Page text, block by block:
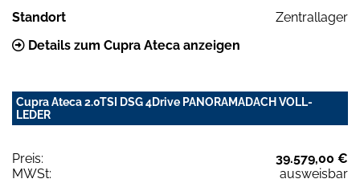
Standort
Zentrallager
Details zum Cupra Ateca anzeigen
Cupra Ateca 2.0TSI DSG 4Drive PANORAMADACH VOLL-
LEDER
Preis:
39.579,00 €
MWSt:
ausweisbar